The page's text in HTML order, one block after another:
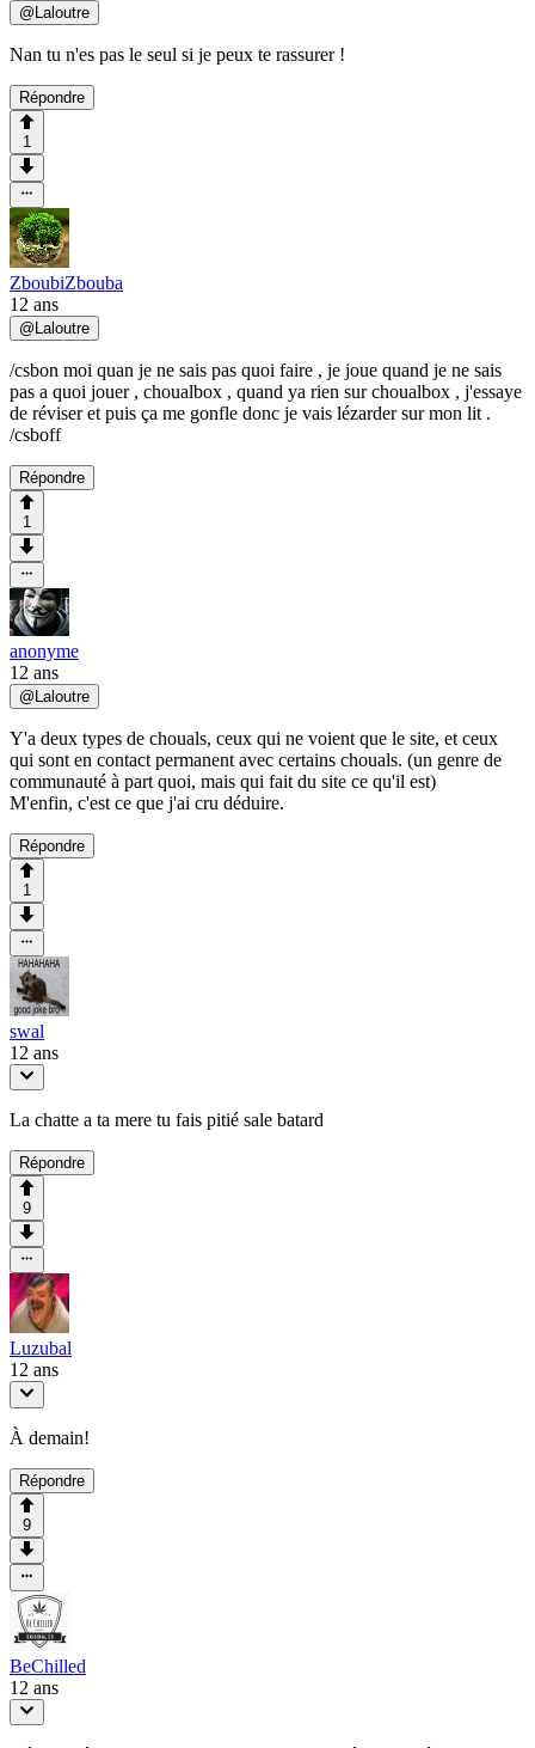
@ Laloutre
Nan tu n'es pas le seul si je peux te rassurer !
Répondre
1
ZboubiZbouba
12 ans
@ Laloutre
/csbon moi quan je ne sais pas quoi faire , je joue quand je ne sais
pas a quoi jouer , choualbox , quand ya rien sur choualbox , j'essaye
de réviser et puis ça me gonfle donc je vais lézarder sur mon lit .
/csboff
Répondre
1
anonyme
12 ans
@ Laloutre
Y'a deux types de chouals, ceux qui ne voient que le site, et ceux
qui sont en contact permanent avec certains chouals. (un genre de
communauté à part quoi, mais qui fait du site ce qu'il est)
M'enfin, c'est ce que j'ai cru déduire.
Répondre
1
swal
12 ans
La chatte a ta mere tu fais pitié sale batard
Répondre
9
Luzubal
12 ans
À demain!
Répondre
9
BeChilled
12 ans